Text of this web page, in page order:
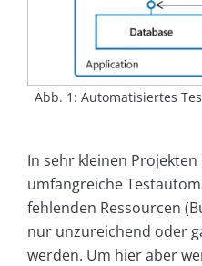
Abb. 1: Automatisiertes
In sehr kleinen
umfangreiche
fehlenden Ressourcen
nur unzureichend oder
werden. Um hier aber